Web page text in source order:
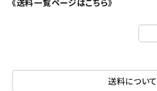
送料について